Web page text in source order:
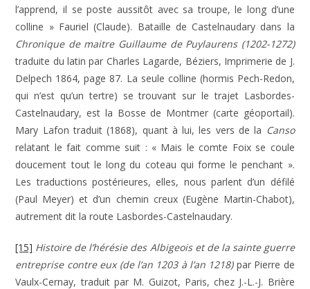
l’apprend, il se poste aussitôt avec sa troupe, le long d’une
colline » Fauriel (Claude). Bataille de Castelnaudary dans la
Chronique de maitre Guillaume de Puylaurens (1202-1272)
traduite du latin par Charles Lagarde, Béziers, Imprimerie de J.
Delpech 1864, page 87. La seule colline (hormis Pech-Redon,
qui n’est qu’un tertre) se trouvant sur le trajet Lasbordes-
Castelnaudary, est la Bosse de Montmer (carte géoportail).
Mary Lafon traduit (1868), quant à lui, les vers de la Canso
relatant le fait comme suit : « Mais le comte Foix se coule
doucement tout le long du coteau qui forme le penchant ».
Les traductions postérieures, elles, nous parlent d’un défilé
(Paul Meyer) et d’un chemin creux (Eugène Martin-Chabot),
autrement dit la route Lasbordes-Castelnaudary.
[15] Histoire de l’hérésie des Albigeois et de la sainte guerre
entreprise contre eux (de l’an 1203 à l’an 1218)par Pierre de
Vaulx-Cernay, traduit par M. Guizot, Paris, chez J.-L.-J. Brière